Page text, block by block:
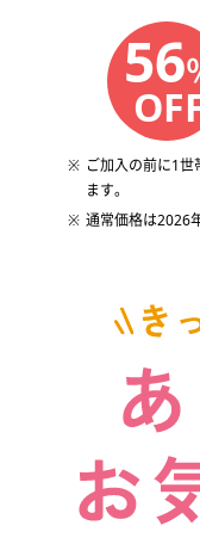
56
ご加入の前に1
ます。
通常価格は2026